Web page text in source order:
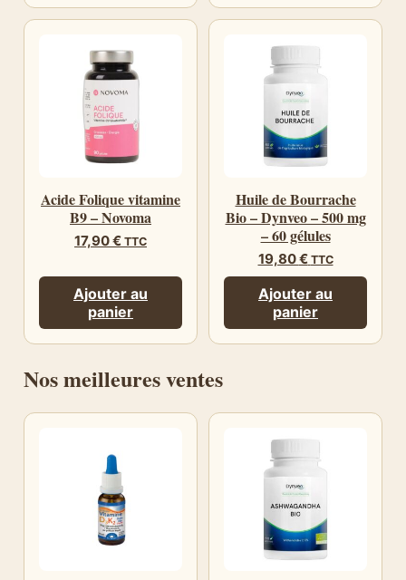
Acide Folique vitamine
B9 – Novoma
17,90€ TTC
Ajouter au
panier
Huile de Bourrache
Bio – Dynveo – 500 mg
– 60 gélules
19,80€ TTC
Ajouter au
panier
Nos meilleures ventes